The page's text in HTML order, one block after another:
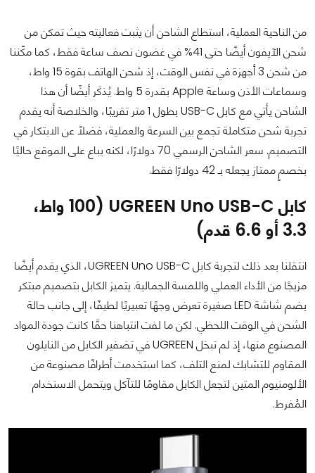
من الناحية العملية، استطاع الشاحن أن يثبت فعاليته حيث تمكن من
شحن الآيفون أيضًا حتى 41% في غضون نصف ساعة فقط، كما مكّننا
من شحن 3 أجهزة في نفس الوقت، إذ شحن الهاتف بقوة 15 واط،
وسماعات الأذن وساعة Apple بقدرة 5 واط. يُذكَر أيضًا أن هذا
الشاحن يأتي مع كابل USB-C بطول 1 متر تقريبًا، والخلاصة أنه يقدم
تجربة شحن متكاملة تجمع بين السرعة والعملية، فضلًا عن الابتكار في
التصميم. سعر الشاحن الرسمي 70 دولارًا، لكنه يباع على الموقع حاليًا
بخصمٍ ممتاز يجعله بـ 42 دولارًا فقط.
كابل UGREEN Uno USB-C (100 واط،
3.3 أو 6.6 قدم)
انتقلنا بعد ذلك لتجربة كابل UGREEN Uno USB-C، الذي يقدم أيضًا
مزيجًا من الأداء العملي واللمسة الجمالية. يتميز الكابل بتصميم مبتكر
يضم شاشة LED صغيرة تعرض وجهًا تعبيريًا لطيفًا، إلى جانب حالة
الشحن في الوقت اللحظي. لكن ما لفت انتباهنا حقًا كانت جودة المواد
المصنوع منها، إذ لم تبخل UGREEN في تضفير الكابل من النايلون
المقاوم للتشابك لمنع التلف، كما استخدمت أطرافًا مصنوعة من
الألومنيوم المتين لتجعل الكابل مقاومًا للتآكل ويتحمل الاستخدام
المُفرط.